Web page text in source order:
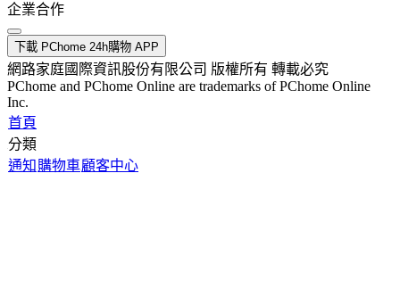
企業合作
下載 PChome 24h購物 APP
網路家庭國際資訊股份有限公司 版權所有 轉載必究
PChome and PChome Online are trademarks of PChome Online
Inc.
首頁
分類
通知 購物車顧客中心